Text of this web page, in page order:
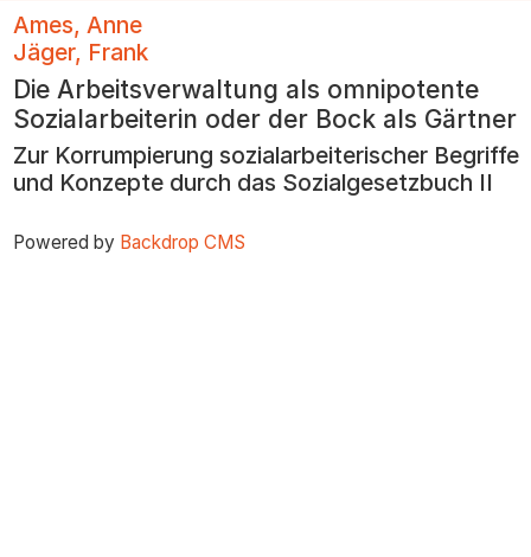
Direkt
zum
Inhalt
Ames, Anne
Jäger, Frank
Die Arbeitsverwaltung als omnipotente
Sozialarbeiterin oder der Bock als Gärtner
Zur Korrumpierung sozialarbeiterischer Begriffe
und Konzepte durch das Sozialgesetzbuch II
Powered by Backdrop CMS